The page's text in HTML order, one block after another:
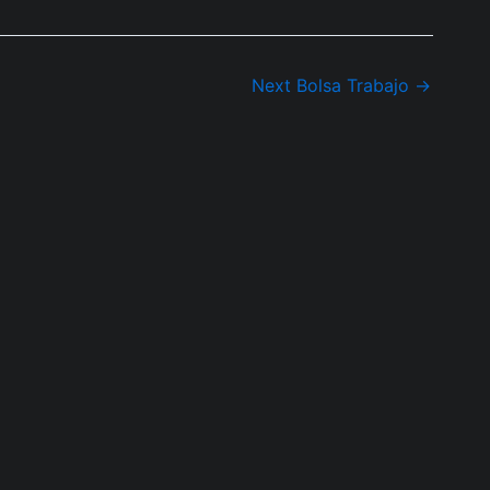
Next Bolsa Trabajo →